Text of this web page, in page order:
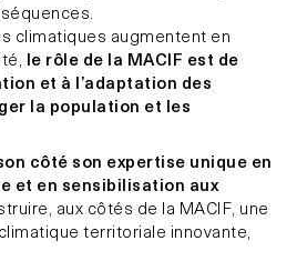
climatiques augmentent en
le rôle de la MACIF est de
et à l’adaptation des
la population et les
côté son expertise unique en
et en sensibilisation aux
aux côtés de la MACIF, une
territoriale innovante,